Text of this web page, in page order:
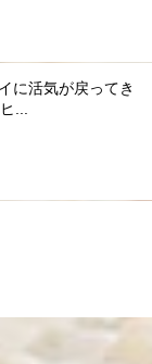
に活気が戻ってき
...